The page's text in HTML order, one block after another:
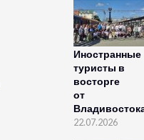
Иностранные
туристы в
восторге
от
22.07.2026